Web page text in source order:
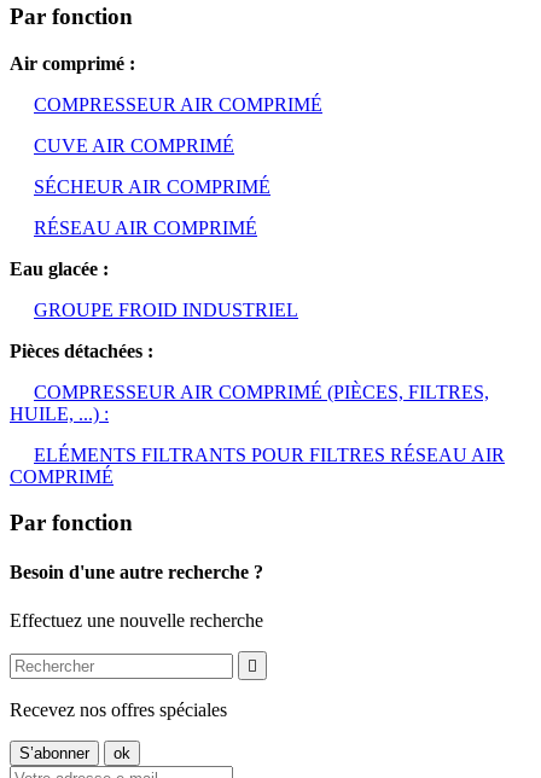
Par fonction
Air comprimé :
COMPRESSEUR AIR COMPRIMÉ
CUVE AIR COMPRIMÉ
SÉCHEUR AIR COMPRIMÉ
RÉSEAU AIR COMPRIMÉ
Eau glacée :
GROUPE FROID INDUSTRIEL
Pièces détachées :
COMPRESSEUR AIR COMPRIMÉ (PIÈCES, FILTRES,
HUILE, ...) :
ELÉMENTS FILTRANTS POUR FILTRES RÉSEAU AIR
COMPRIMÉ
Par fonction
Besoin d'une autre recherche ?
Effectuez une nouvelle recherche

Recevez nos offres spéciales